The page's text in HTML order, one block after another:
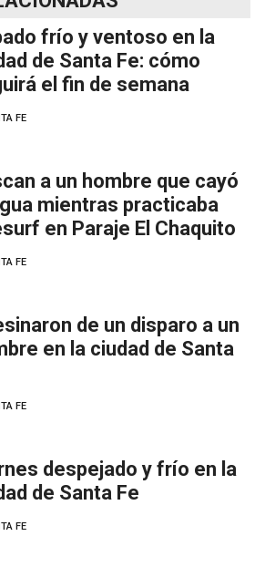
frío y ventoso en la
de Santa Fe: cómo
el fin de semana
FE
a un hombre que cayó
mientras practicaba
en Paraje El Chaquito
FE
de un disparo a un
en la ciudad de Santa
FE
despejado y frío en la
de Santa Fe
FE